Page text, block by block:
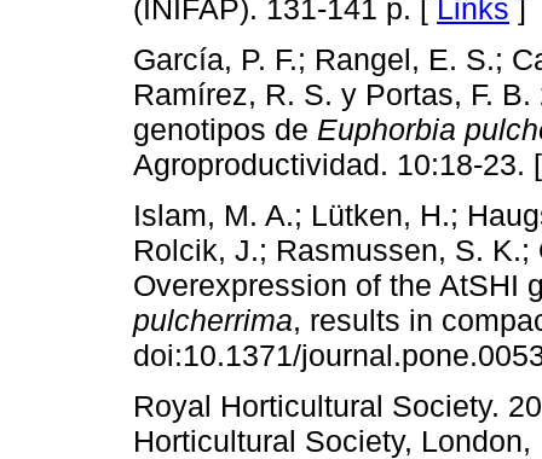
(INIFAP). 131-141 p. [ Links ]
García, P. F.; Rangel, E. S.;
Ramírez, R. S. y Portas, F.
genotipos de Euphorbia
Agroproductividad. 10:18-23.
Islam, M. A.; Lütken, H.;
Rolcik, J.; Rasmussen, S.
Overexpression of the AtSHI
pulcherrima, results in
doi:10.1371/
Royal Horticultural Society.
Horticultural Society,